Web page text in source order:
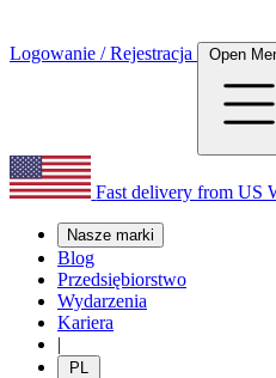
Logowanie / Rejestracja Open
Fast delivery from US
Nasze marki
Blog
Przedsiębiorstwo
Wydarzenia
Kariera
|
PL